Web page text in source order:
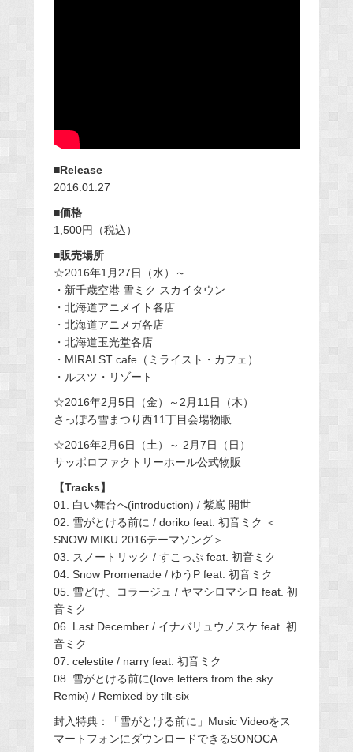
■Release
2016.01.27
■価格
1,500円（税込）
■販売場所
☆2016年1月27日（水）～
・新千歳空港 雪ミク スカイタウン
・北海道アニメイト各店
・北海道アニメガ各店
・北海道玉光堂各店
・MIRAI.ST cafe（ミライスト・カフェ）
・ルスツ・リゾート
☆2016年2月5日（金）～2月11日（木）
さっぽろ雪まつり西11丁目会場物販
☆2016年2月6日（土）～ 2月7日（日）
サッポロファクトリーホール公式物販
【Tracks】
01. 白い舞台へ(introduction) / 紫嶌 開世
02. 雪がとける前に / doriko feat. 初音ミク ＜
SNOW MIKU 2016テーマソング＞
03. スノートリック / すこっぷ feat. 初音ミク
04. Snow Promenade / ゆうP feat. 初音ミク
05. 雪どけ、コラージュ / ヤマシロマシロ feat. 初
音ミク
06. Last December / イナバリュウノスケ feat. 初
音ミク
07. celestite / narry feat. 初音ミク
08. 雪がとける前に(love letters from the sky
Remix) / Remixed by tilt-six
封入特典：「雪がとける前に」Music Videoをス
マートフォンにダウンロードできるSONOCA